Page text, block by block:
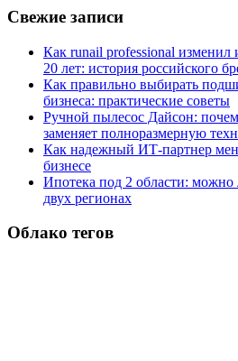
Свежие записи
Как runail professional
20 лет: история российского
Как правильно выбирать
бизнеса: практические советы
Ручной пылесос Дайсон:
заменяет полноразмерную
Как надежный ИТ-партнер
бизнесе
Ипотека под 2 области: можно
двух регионах
Облако тегов